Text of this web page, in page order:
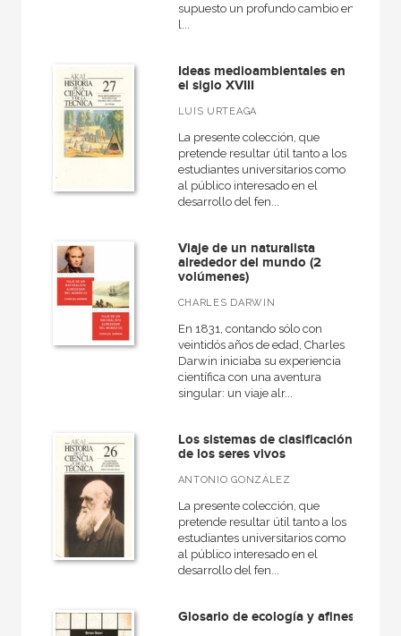
supuesto un profundo cambio en
l...
Ideas medioambientales en
el siglo XVIII
LUIS URTEAGA
La presente colección, que
pretende resultar útil tanto a los
estudiantes universitarios como
al público interesado en el
desarrollo del fen...
Viaje de un naturalista
alrededor del mundo (2
volúmenes)
CHARLES DARWIN
En 1831, contando sólo con
veintidós años de edad, Charles
Darwin iniciaba su experiencia
científica con una aventura
singular: un viaje alr...
Los sistemas de clasificación
de los seres vivos
ANTONIO GONZÁLEZ
La presente colección, que
pretende resultar útil tanto a los
estudiantes universitarios como
al público interesado en el
desarrollo del fen...
Glosario de ecología y afines